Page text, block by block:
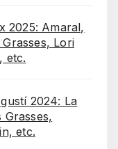
2025: Amaral,
Lori
etc.
2024: La
Grasses,
etc.